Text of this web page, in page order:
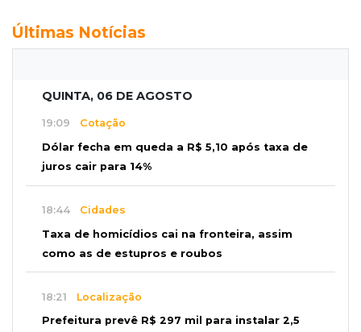
Últimas Notícias
QUINTA, 06 DE AGOSTO
19:09 Cotação
Dólar fecha em queda a R$ 5,10 após taxa de
juros cair para 14%
18:44 Cidades
Taxa de homicídios cai na fronteira, assim
como as de estupros e roubos
18:21 Localização
Prefeitura prevê R$ 297 mil para instalar 2,5